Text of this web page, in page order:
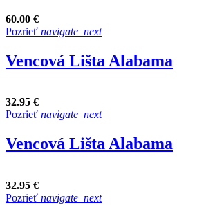
60.00 €
Pozrieť navigate_next
Vencová Lišta Alabama
32.95 €
Pozrieť navigate_next
Vencová Lišta Alabama
32.95 €
Pozrieť navigate_next